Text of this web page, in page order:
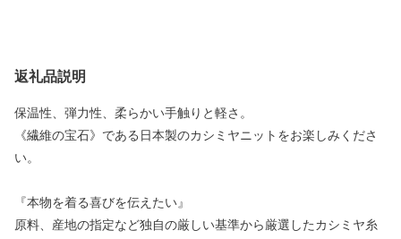
返礼品説明
保温性、弾力性、柔らかい手触りと軽さ。
《繊維の宝石》である日本製のカシミヤニットをお楽しみくださ
い。
『本物を着る喜びを伝えたい』
原料、産地の指定など独自の厳しい基準から厳選したカシミヤ糸